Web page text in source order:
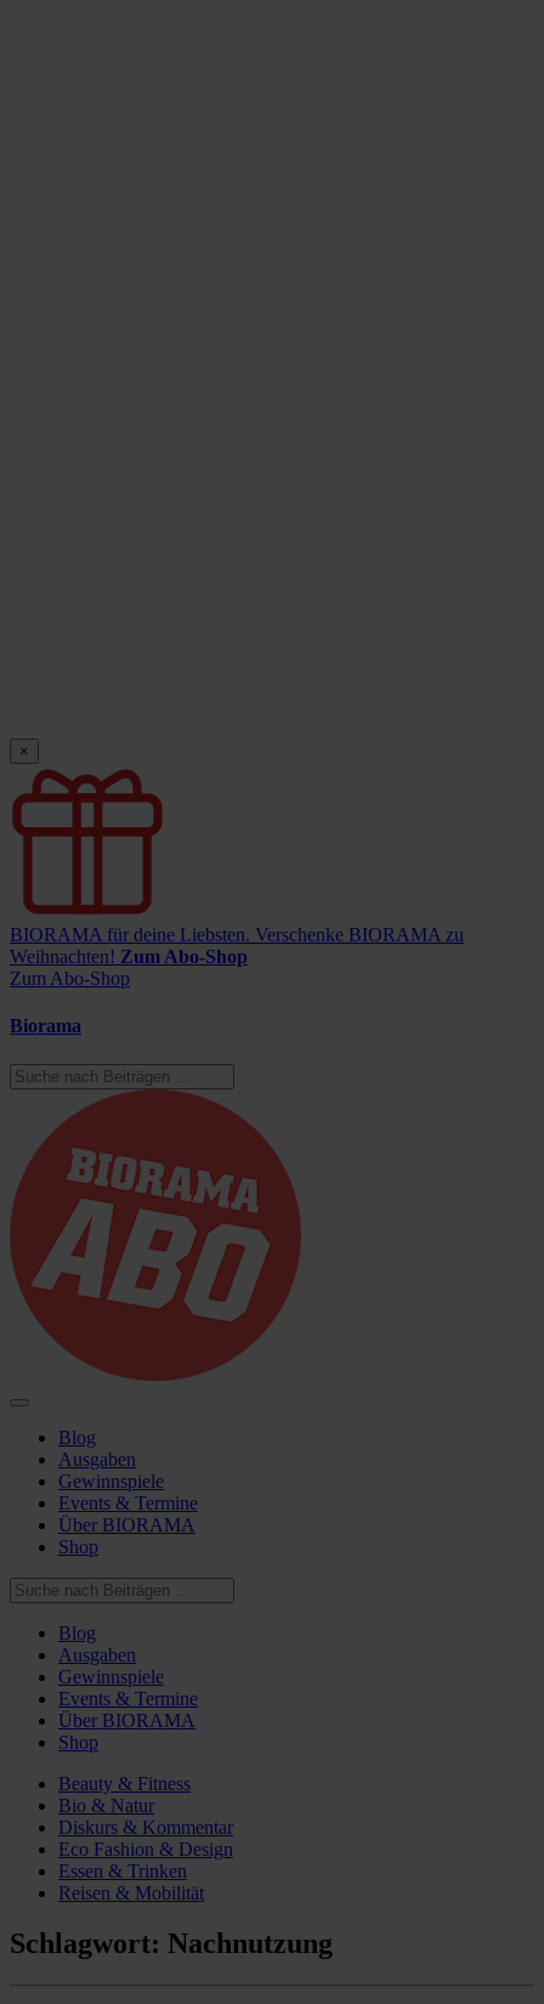
×
BIORAMA für deine Liebsten. Verschenke BIORAMA zu
Weihnachten! Zum Abo-Shop
Zum Abo-Shop
Biorama
Blog
Ausgaben
Gewinnspiele
Events & Termine
Über BIORAMA
Shop
Blog
Ausgaben
Gewinnspiele
Events & Termine
Über BIORAMA
Shop
Beauty & Fitness
Bio & Natur
Diskurs & Kommentar
Eco Fashion & Design
Essen & Trinken
Reisen & Mobilität
Schlagwort: Nachnutzung